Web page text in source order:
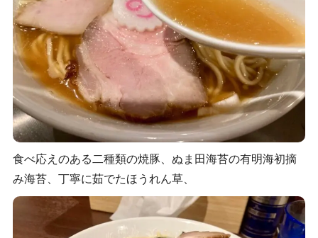
食べ応えのある二種類の焼豚、ぬま田海苔の有明海初摘
み海苔、丁寧に茹でたほうれん草、